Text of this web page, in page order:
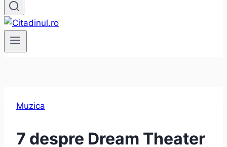
Muzica
7 despre Dream Theater